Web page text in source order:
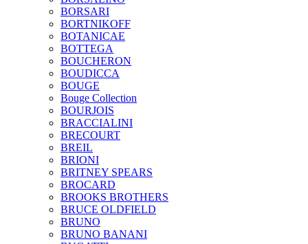
BORSARI
BORTNIKOFF
BOTANICAE
BOTTEGA
BOUCHERON
BOUDICCA
BOUGE
Bouge Collection
BOURJOIS
BRACCIALINI
BRECOURT
BREIL
BRIONI
BRITNEY SPEARS
BROCARD
BROOKS BROTHERS
BRUCE OLDFIELD
BRUNO
BRUNO BANANI